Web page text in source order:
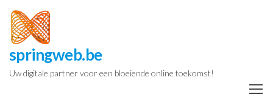
Spring
naar
de
inhoud
springweb.be
Uw digitale partner voor een bloeiende online toekomst!